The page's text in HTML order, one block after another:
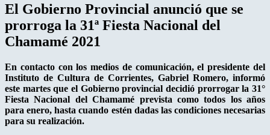
El Gobierno Provincial anunció que se
prorroga la 31ª Fiesta Nacional del
Chamamé 2021
En contacto con los medios de comunicación, el presidente del
Instituto de Cultura de Corrientes, Gabriel Romero, informó
este martes que el Gobierno provincial decidió prorrogar la 31°
Fiesta Nacional del Chamamé prevista como todos los años
para enero, hasta cuando estén dadas las condiciones necesarias
para su realización.